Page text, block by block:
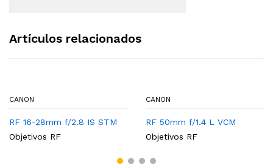
Artículos relacionados
CANON
RF 16-28mm f/2.8 IS STM
Objetivos RF
CANON
RF 50mm f/1.4 L VCM
Objetivos RF